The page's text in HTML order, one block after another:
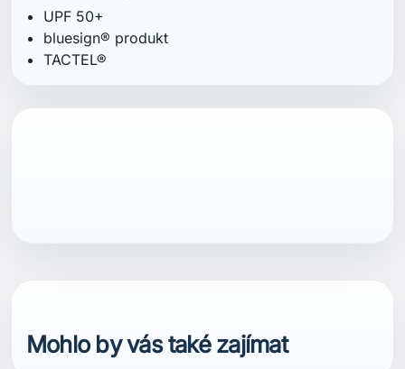
UPF 50+
bluesign® produkt
TACTEL®
Mohlo by vás také zajímat